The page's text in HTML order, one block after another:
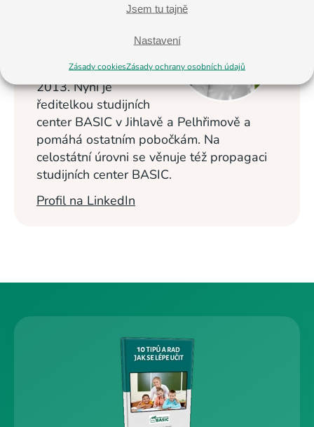
Jsem tu tajně
Nastavení
Zásady cookiesZásady ochrany osobních údajů
věnuje od roku
2013. Nyní je
ředitelkou studijních
center BASIC v Jihlavě a Pelhřimově a
pomáhá ostatním pobočkám. Na
celostátní úrovni se věnuje též propagaci
studijních center BASIC.
Profil na LinkedIn